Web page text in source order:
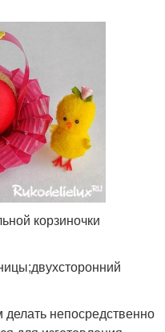
корзиночки
непосредственно